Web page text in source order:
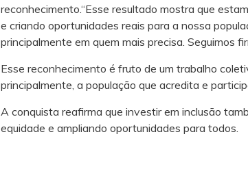
reconhecimento.“Esse resultado mostra que
e criando oportunidades reais para a nossa
principalmente em quem mais precisa. Seguimos
Esse reconhecimento é fruto de um trabalho
principalmente, a população que acredita e
A conquista reafirma que investir em inclusão
equidade e ampliando oportunidades para todos.